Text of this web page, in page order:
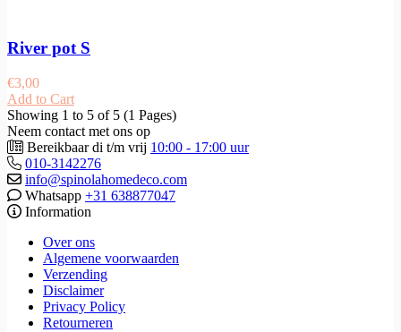
River pot S
€3,00
Add to Cart
Showing 1 to 5 of 5 (1 Pages)
Neem contact met ons op
Bereikbaar di t/m vrij 10:00 - 17:00 uur
010-3142276
info@spinolahomedeco.com
Whatsapp +31 638877047
Information
Over ons
Algemene voorwaarden
Verzending
Disclaimer
Privacy Policy
Retourneren